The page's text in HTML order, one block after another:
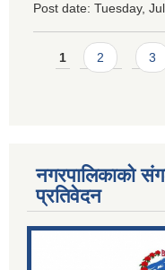
Post date: Tuesday,
Pages
1 2 3
नगरपालिकाको
प्रतिवेदन